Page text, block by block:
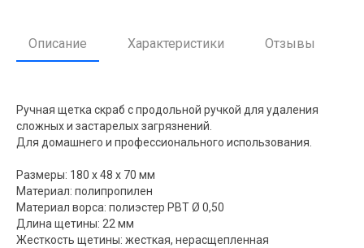
Описание Характеристики Отзывы
Ручная щетка скраб с продольной ручкой для удаления
сложных и застарелых загрязнений.
Для домашнего и профессионального использования.
Размеры: 180 x 48 x 70 мм
Материал: полипропилен
Материал ворса: полиэстер РВТ Ø 0,50
Длина щетины: 22 мм
Жесткость щетины: жесткая, нерасщепленная